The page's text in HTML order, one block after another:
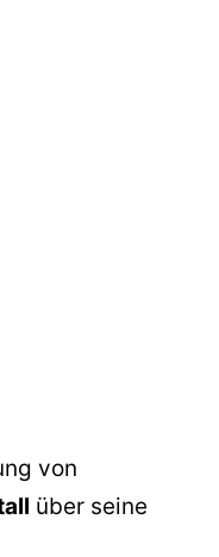
von
über seine